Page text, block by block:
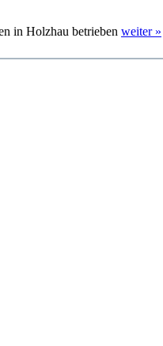
in Holzhau betrieben weiter »